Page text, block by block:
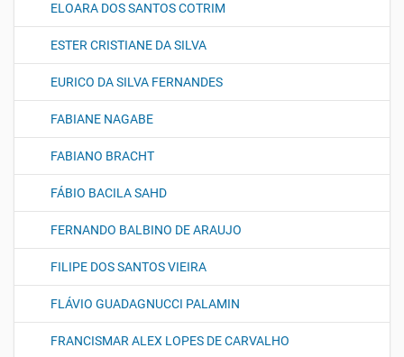
ELOARA DOS SANTOS COTRIM
ESTER CRISTIANE DA SILVA
EURICO DA SILVA FERNANDES
FABIANE NAGABE
FABIANO BRACHT
FÁBIO BACILA SAHD
FERNANDO BALBINO DE ARAUJO
FILIPE DOS SANTOS VIEIRA
FLÁVIO GUADAGNUCCI PALAMIN
FRANCISMAR ALEX LOPES DE CARVALHO